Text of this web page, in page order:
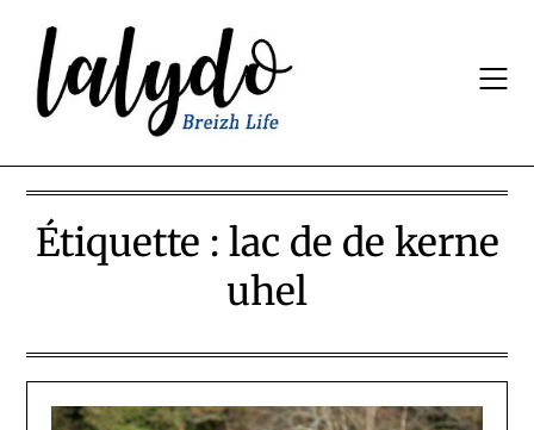
content
Étiquette : lac de de kerne
uhel